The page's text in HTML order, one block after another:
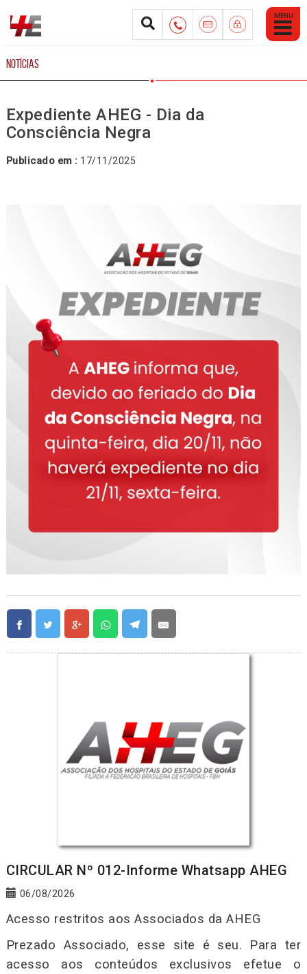
Abrir
Menu
Mobile
NOTÍCIAS
Expediente AHEG - Dia da
Consciência Negra
Publicado em : 17/11/2025
CIRCULAR Nº 012-Informe Whatsapp AHEG
06/08/2026
Acesso restritos aos Associados da AHEG
Prezado Associado, esse site é seu. Para ter
acesso aos conteúdos exclusivos efetue o